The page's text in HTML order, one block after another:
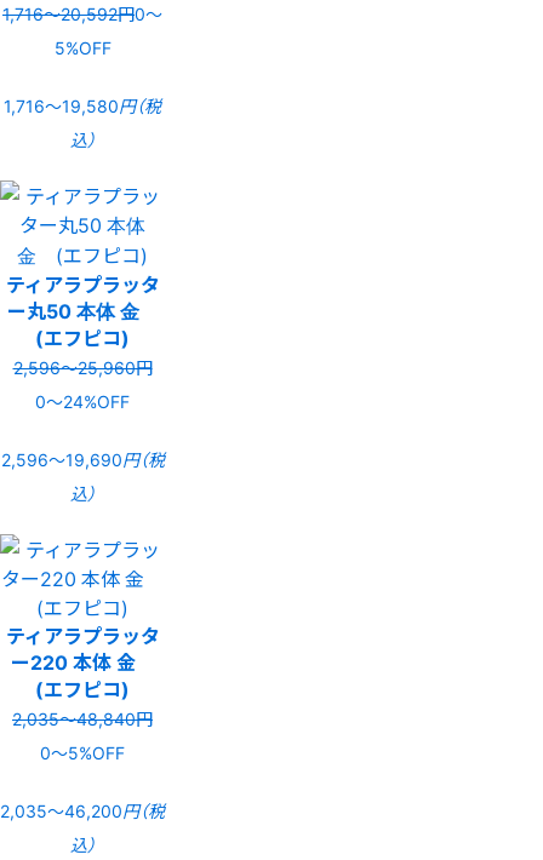
1,716〜20,592円0〜
5%OFF
1,716〜19,580円（税
込）
ティアラプラッタ
ー丸50 本体 金
(エフピコ)
2,596〜25,960円
0〜24%OFF
2,596〜19,690円（税
込）
ティアラプラッタ
ー220 本体 金
(エフピコ)
2,035〜48,840円
0〜5%OFF
2,035〜46,200円（税
込）